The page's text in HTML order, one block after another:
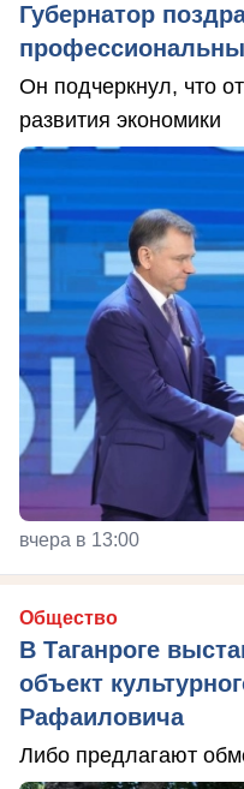
Губернатор
Он подчеркнул, что
развития экономики
вчера в 13:00
Общество
В Таганроге
объект
Рафаиловича
Либо предлагают